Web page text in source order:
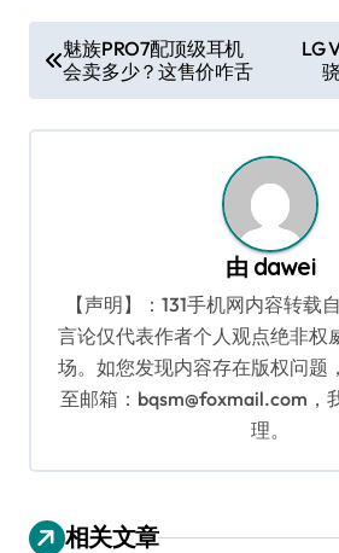
章
导
魅族PRO7配顶级耳机
会卖多少？这售价咋舌
LG
由 dawei
【声明】：131手机网内容转载
言论仅代表作者个人观点绝非权
场。如您发现内容存在版权问题
至邮箱：bqsm@foxmail.com，
理。
相关文章